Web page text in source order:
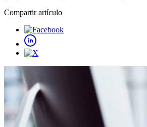
Compartir artículo